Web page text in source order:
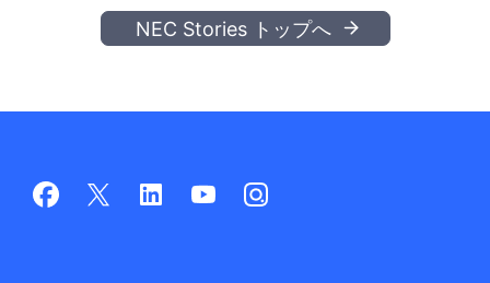
NEC Stories トップへ